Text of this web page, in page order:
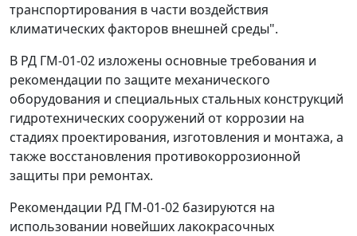
транспортирования в части воздействия
климатических факторов внешней среды".
В РД ГМ-01-02 изложены основные требования и
рекомендации по защите механического
оборудования и специальных стальных конструкций
гидротехнических сооружений от коррозии на
стадиях проектирования, изготовления и монтажа, а
также восстановления противокоррозионной
защиты при ремонтах.
Рекомендации РД ГМ-01-02 базируются на
использовании новейших лакокрасочных